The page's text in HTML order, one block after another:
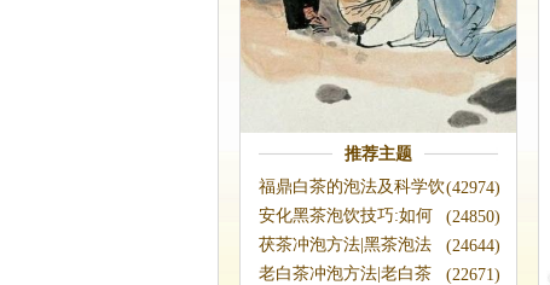
推荐主题
(42974)
福鼎白茶的泡法及科学饮
用方法
(24850)
安化黑茶泡饮技巧:如何
醒茶|黑茶冲
(24644)
茯茶冲泡方法|黑茶泡法
(22671)
老白茶冲泡方法|老白茶